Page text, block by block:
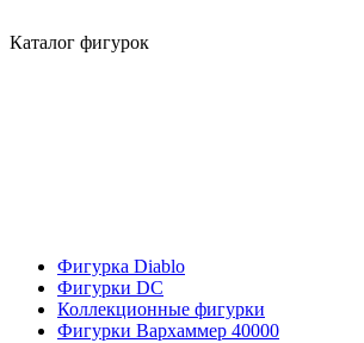
Каталог фигурок
Фигурка Diablo
Фигурки DC
Коллекционные фигурки
Фигурки Вархаммер 40000